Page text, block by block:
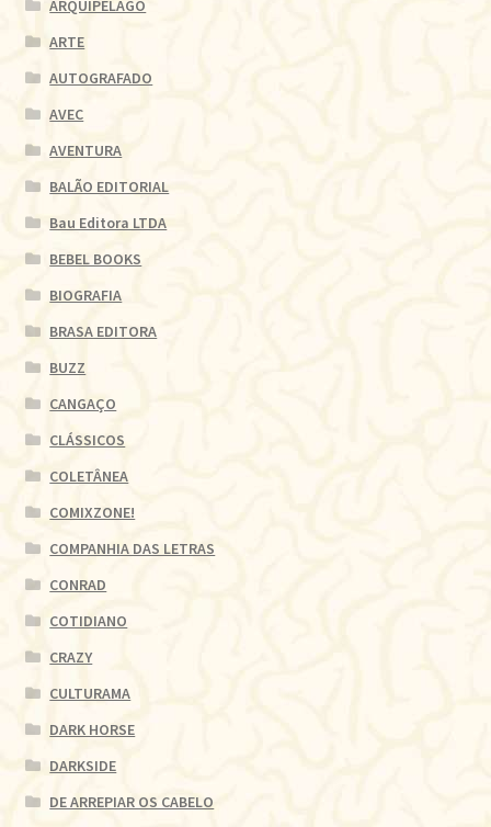
ARQUIPELAGO
ARTE
AUTOGRAFADO
AVEC
AVENTURA
BALÃO EDITORIAL
Bau Editora LTDA
BEBEL BOOKS
BIOGRAFIA
BRASA EDITORA
BUZZ
CANGAÇO
CLÁSSICOS
COLETÂNEA
COMIXZONE!
COMPANHIA DAS LETRAS
CONRAD
COTIDIANO
CRAZY
CULTURAMA
DARK HORSE
DARKSIDE
DE ARREPIAR OS CABELO